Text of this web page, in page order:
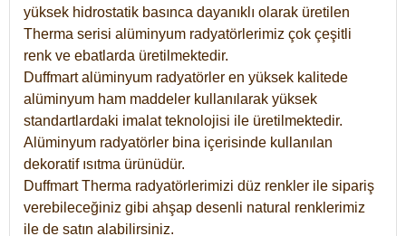
yüksek hidrostatik basınca dayanıklı olarak üretilen
Therma serisi alüminyum radyatörlerimiz çok çeşitli
renk ve ebatlarda üretilmektedir.
Duffmart alüminyum radyatörler en yüksek kalitede
alüminyum ham maddeler kullanılarak yüksek
standartlardaki imalat teknolojisi ile üretilmektedir.
Alüminyum radyatörler bina içerisinde kullanılan
dekoratif ısıtma ürünüdür.
Duffmart Therma radyatörlerimizi düz renkler ile sipariş
verebileceğiniz gibi ahşap desenli natural renklerimiz
ile de satın alabilirsiniz.